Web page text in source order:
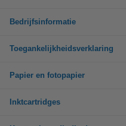
Bedrijfsinformatie
Toegankelijkheidsverklaring
Papier en fotopapier
Inktcartridges